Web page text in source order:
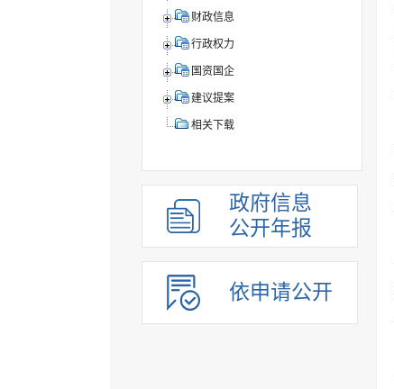
财政信息
行政权力
国资国企
建议提案
相关下载
政府信息
公开年报
依申请公开